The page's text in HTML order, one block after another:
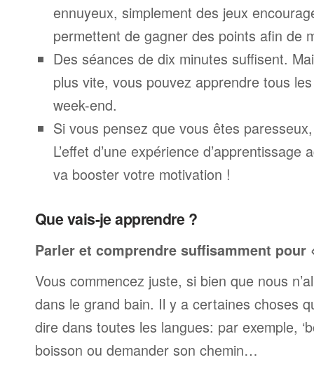
ennuyeux, simplement des jeux
permettent de gagner des points afin de
Des séances de dix minutes suffisent.
plus vite, vous pouvez apprendre tous
week-end.
Si vous pensez que vous êtes
L’effet d’une expérience
va booster votre motivation !
Que vais-je apprendre ?
Parler et comprendre suffisamment pour
Vous commencez juste, si bien que nous
dans le grand bain. Il y a certaines choses
dire dans toutes les langues: par exemple,
boisson ou demander son chemin…